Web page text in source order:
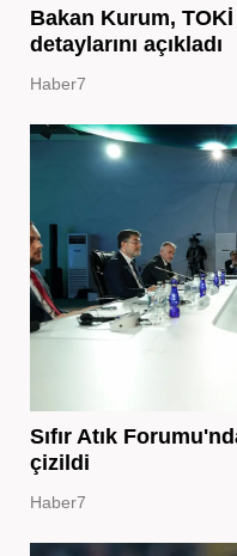
Bakan Kurum, TOKİ
detaylarını açıkladı
Haber7
Sıfır Atık
çizildi
Haber7